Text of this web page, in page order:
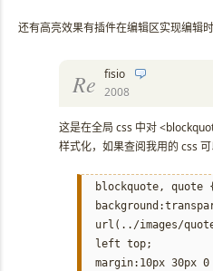
还有高亮效果有插件在编辑区实现编辑时
Re fisio
2008
这是在全局 css 中对
样式化，如果查阅我用的 css 可
blockquote, quote {
url(../images/
left top;
margin:10px 30px